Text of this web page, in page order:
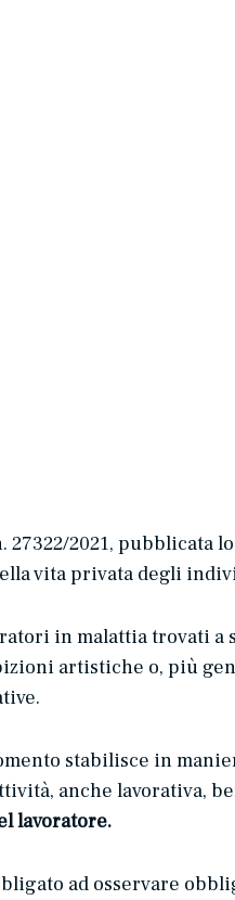
27322/2021,
vita privata degli
in malattia trovati
artistiche o, più
stabilisce in
anche lavorativa,
lavoratore.
ad osservare